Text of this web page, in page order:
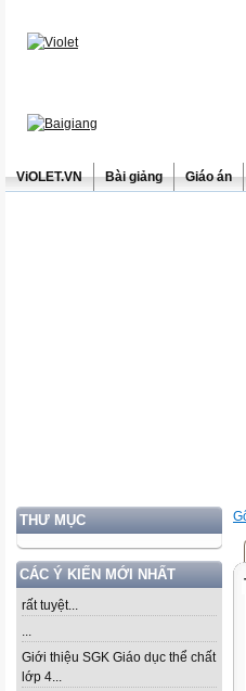
ViOLET.VN Bài giảng Giáo án
THƯ MỤC
CÁC Ý KIẾN MỚI NHẤT
rất tuyệt...
...
Giới thiệu SGK Giáo dục thể chất
lớp 4...